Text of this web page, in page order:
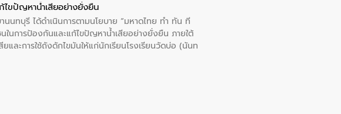
ไขปัญหาน้ำเสียอย่างยั่งยืน
นทบุรี ได้ดำเนินการตามนโยบาย “มหาดไทย ทำ ทัน ที
ในการป้องกันและแก้ไขปัญหาน้ำเสียอย่างยั่งยืน ภายใต้
และการใช้ถังดักไขมันให้แก่นักเรียนโรงเรียนวัดบ่อ (นันท